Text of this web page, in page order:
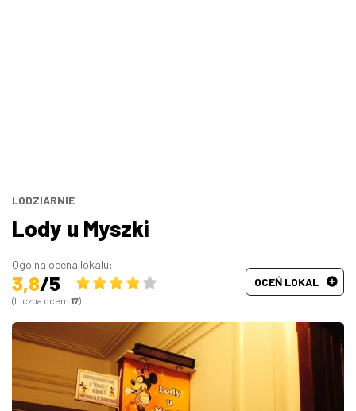
Hiszpańska
Francuska
LODZIARNIE
Lody u Myszki
Ogólna ocena lokalu:
3,8/5
(Liczba ocen: 17)
OCEŃ LOKAL